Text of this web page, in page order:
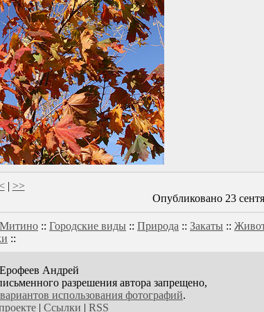
| >>
Опубликовано 23
Митино :: Городские виды :: Природа :: Закаты ::
::
Андрей
разрешения автора запрещено,
вариантов использования фотографий.
| Ссылки | RSS